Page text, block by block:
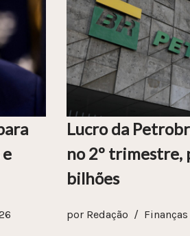
Lucro da
no 2º trimestre,
bilhões
por Redação Finanças